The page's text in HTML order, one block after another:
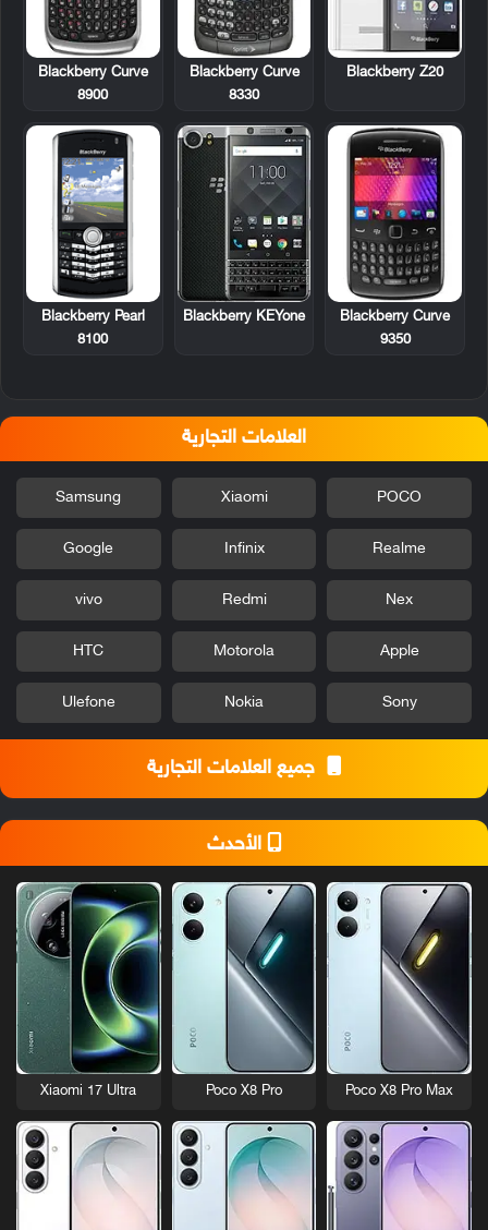
Blackberry Z20
Blackberry Curve
8330
Blackberry Curve
8900
Blackberry Curve
9350
Blackberry KEYone
Blackberry Pearl
8100
العلامات التجارية
POCO
Xiaomi
Samsung
Realme
Infinix
Google
Nex
Redmi
vivo
Apple
Motorola
HTC
Sony
Nokia
Ulefone
جميع العلامات التجارية
الأحدث
Poco X8 Pro Max
Poco X8 Pro
Xiaomi 17 Ultra